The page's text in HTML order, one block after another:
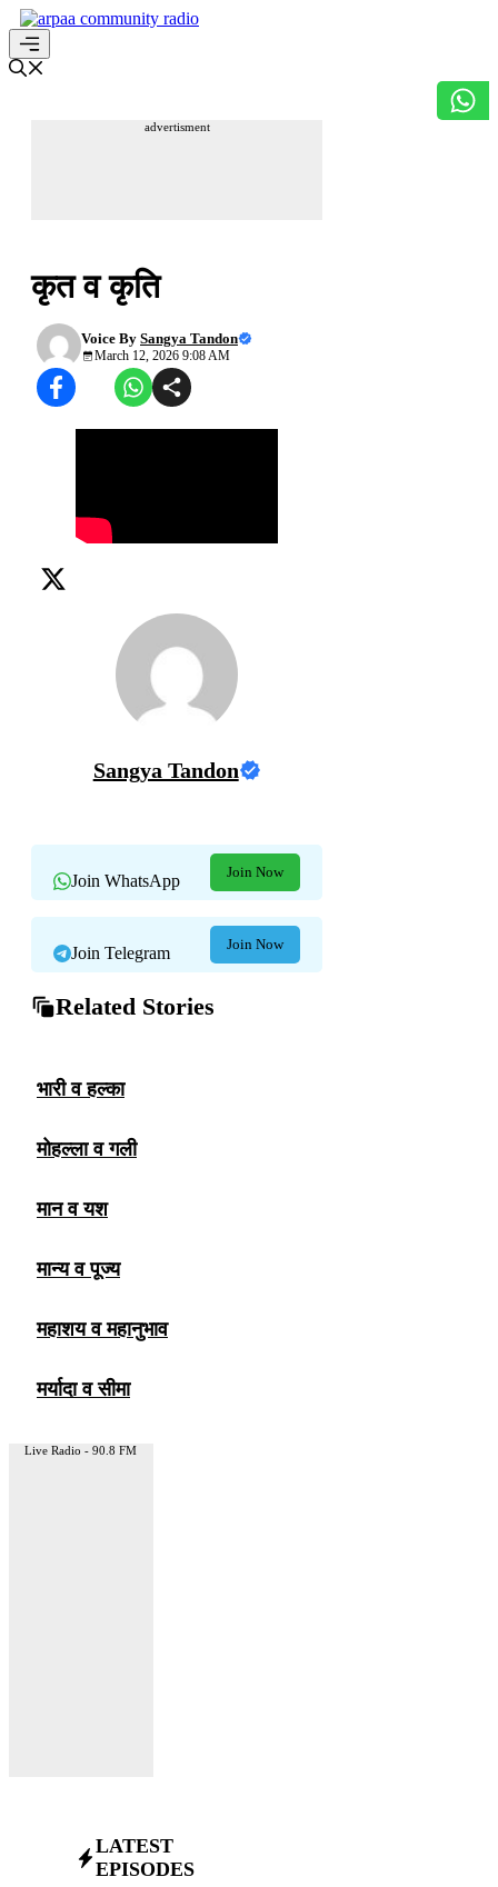
Skip
to
content
Menu
advertisment
कृत व कृति
Voice By Sangya Tandon
March 12, 2026 9:08 AM
Sangya Tandon
Join WhatsApp Join Now
Join Telegram Join Now
Related Stories
भारी व हल्का
मोहल्ला व गली
मान व यश
मान्य व पूज्य
महाशय व महानुभाव
मर्यादा व सीमा
Live Radio - 90.8 FM
LATEST
EPISODES